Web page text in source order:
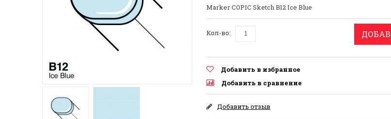
Marker COPIC Sketch B12 Ice Blue
Кол-во:
Добавить в избранное
Добавить в сравнение
Добавить отзыв